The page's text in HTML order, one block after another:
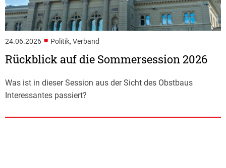
24.06.2026 ■ Politik, Verband
Rückblick auf die Sommersession 2026
Was ist in dieser Session aus der Sicht des Obstbaus
Interessantes passiert?